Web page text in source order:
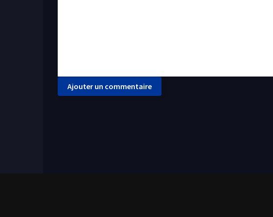
Ajouter un commentaire